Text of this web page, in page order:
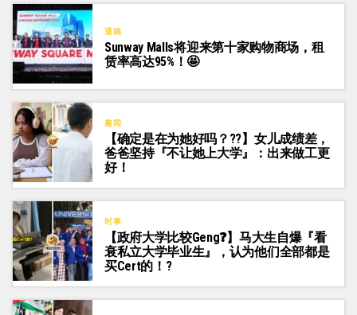
通稿
Sunway Malls将迎来第十家购物商场，租
赁率高达95%！🤩
趣闻
【确定是在为她好吗？?‍?】女儿成绩差，
爸爸坚持『不让她上大学』：出来做工更
好！
时事
【政府大学比较Geng❓】马大生自爆『看
衰私立大学毕业生』，认为他们全部都是
买Cert的！?